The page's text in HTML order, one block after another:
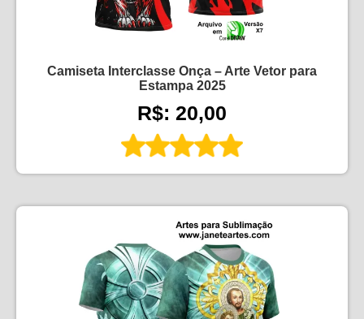
Camiseta Interclasse Onça – Arte Vetor para
Estampa 2025
R$: 20,00